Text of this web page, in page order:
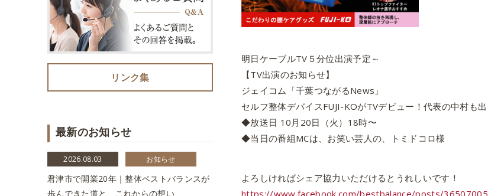
明日ケーブルTV５分位出演予定～
【TV出演のお知らせ】
ジェイコム「千葉つながるNews」
セルフ整体デバイスFUJI-KOがTVデビュー！代表の中村も出
◆放送日 10月20日（火）18時〜
◆当日の番組MCは、お笑い芸人の、トミドコロ様
よろしければシェア協力いただけるとうれしいです！
https://www.facebook.com/bestbalance/posts/
リンク集
最新のお知らせ
2026.08.03 お知らせ
君津市で開業20年｜整体ベストバランスが
歩んできた道と、これからの想い